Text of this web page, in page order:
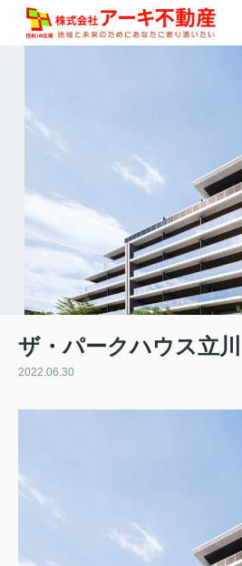
ザ・パークハウス立川
2022.06.30